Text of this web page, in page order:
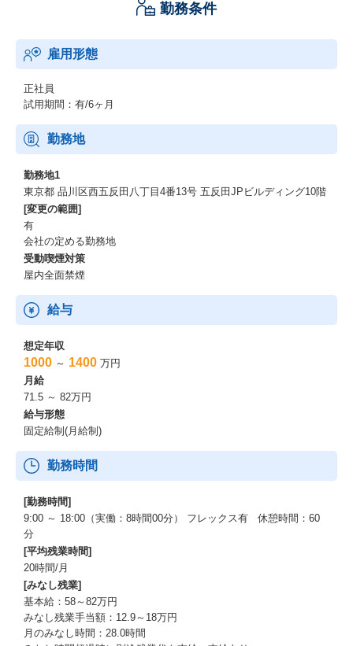
UI/UX、アーキテクチャ、技術的負債、開発リソース、ビジネスモ
る分野を中心に、各ステークホルダーとコミュニケーションをと
りながら戦略を作り実行まで行います。
～福利厚生と認定取得～
■交通費&リモートにかかる費用の補助（月 10,000〜20,000円）
■慶弔金（例：出産・育児サポート金 300,000円）
■子ども手当
■社会保険完備
■生成AIサービス有料プランの利用
■書籍購入・セミナー参加の補助
■資格取得補助
■オライリー学習プラットフォーム（プロダクト開発部）
■コミュニケーション補助
■Office Journey補助
-東京⇔宮崎間の交通費・宿泊費（最大2泊）を補助
■クラブ活動補助
■おごり自販機
-セキュリティカードを2人同時にタッチするとドリンクが無料
■cotree（オンラインカウンセリングサービス）
-臨床心理士・公認心理師・キャリアカウンセラーとの相談が無料
■関東ITソフトウェア健康保険組合
-保養施設、旅行、スポーツ施設等の利用補助
-健康診断結果や医療費の確認、ポイントの獲得・交換
■インフルエンザワクチン接種補助
勤務条件
雇用形態
正社員
試用期間：有/6ヶ月
勤務地
勤務地1
東京都 品川区西五反田八丁目4番13号 五反田JPビルディング10階
[変更の範囲]
有
会社の定める勤務地
受動喫煙対策
屋内全面禁煙
給与
想定年収
1000 ～ 1400 万円
月給
71.5 ～ 82万円
給与形態
固定給制(月給制)
勤務時間
[勤務時間]
9:00 ～ 18:00（実働：8時間00分） フレックス有 休憩時間：60
分
[平均残業時間]
20時間/月
[みなし残業]
基本給：58～82万円
みなし残業手当額：12.9～18万円
月のみなし時間：28.0時間